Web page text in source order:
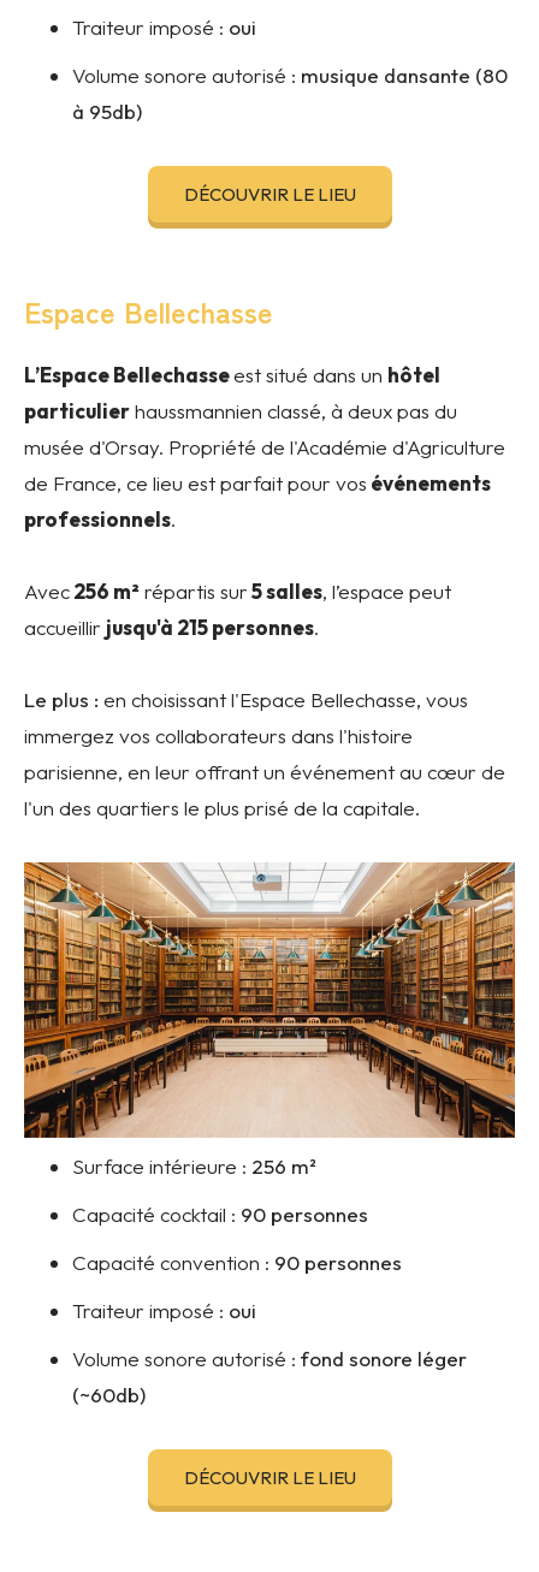
Traiteur imposé : oui
Volume sonore autorisé : musique dansante (80
à 95db)
DÉCOUVRIR LE LIEU
Espace Bellechasse
L’Espace Bellechasseest situé dans un hôtel
particulierhaussmannien classé, à deux pas du
musée d'Orsay. Propriété de l'Académie d'Agriculture
de France, ce lieu est parfait pour vos événements
professionnels.
Avec256 m²répartis sur5 salles, l’espace peut
accueillir jusqu'à 215 personnes.
Le plus : en choisissant l'Espace Bellechasse, vous
immergez vos collaborateurs dans l'histoire
parisienne, en leur offrant un événement au cœur de
l'un des quartiers le plus prisé de la capitale.
Surface intérieure : 256 m²
Capacité cocktail : 90 personnes
Capacité convention : 90 personnes
Traiteur imposé : oui
Volume sonore autorisé : fond sonore léger
(~60db)
DÉCOUVRIR LE LIEU